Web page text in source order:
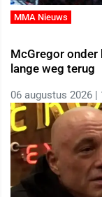
MMA Nieuws
McGregor onder
lange weg terug
06 augustus 2026 |